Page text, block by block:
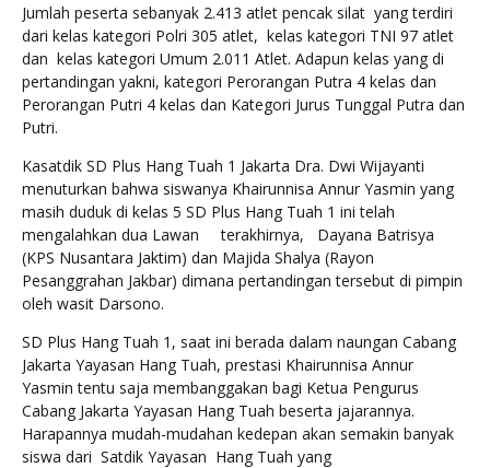
Jumlah peserta sebanyak 2.413 atlet pencak silat yang terdiri
dari kelas kategori Polri 305 atlet, kelas kategori TNI 97 atlet
dan kelas kategori Umum 2.011 Atlet. Adapun kelas yang di
pertandingan yakni, kategori Perorangan Putra 4 kelas dan
Perorangan Putri 4 kelas dan Kategori Jurus Tunggal Putra dan
Putri.
Kasatdik SD Plus Hang Tuah 1 Jakarta Dra. Dwi Wijayanti
menuturkan bahwa siswanya Khairunnisa Annur Yasmin yang
masih duduk di kelas 5 SD Plus Hang Tuah 1 ini telah
mengalahkan dua Lawan terakhirnya, Dayana Batrisya
(KPS Nusantara Jaktim) dan Majida Shalya (Rayon
Pesanggrahan Jakbar) dimana pertandingan tersebut di pimpin
oleh wasit Darsono.
SD Plus Hang Tuah 1, saat ini berada dalam naungan Cabang
Jakarta Yayasan Hang Tuah, prestasi Khairunnisa Annur
Yasmin tentu saja membanggakan bagi Ketua Pengurus
Cabang Jakarta Yayasan Hang Tuah beserta jajarannya.
Harapannya mudah-mudahan kedepan akan semakin banyak
siswa dari Satdik Yayasan Hang Tuah yang